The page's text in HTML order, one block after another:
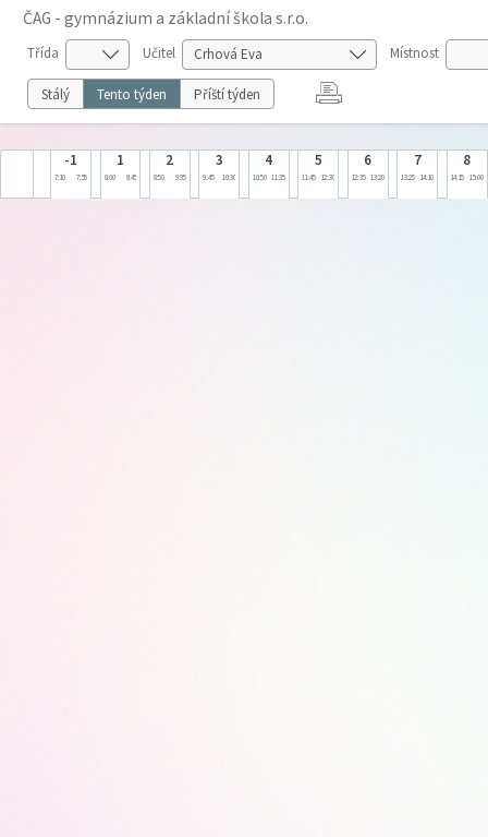
ČAG - gymnázium a základní škola s.r.o.
Třída Učitel Místnost
Stálý Tento týden Příští týden
-1
7:10 7:55
1
8:00 8:45
2
8:50 9:35
3
9:45 10:30
4
10:50 11:35
5
11:45 12:30
6
12:35 13:20
7
13:25 14:10
8
14:15 15:00